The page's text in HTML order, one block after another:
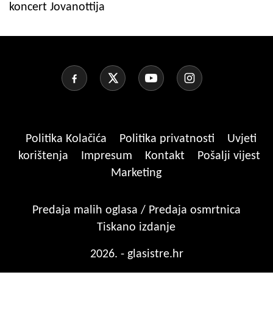
koncert Jovanottija
Politika Kolačića Politika privatnosti
Uvjeti
korištenja
Impresum Kontakt
Pošalji vijest
Marketing
Predaja malih oglasa / Predaja osmrtnica
Tiskano izdanje
2026. - glasistre.hr